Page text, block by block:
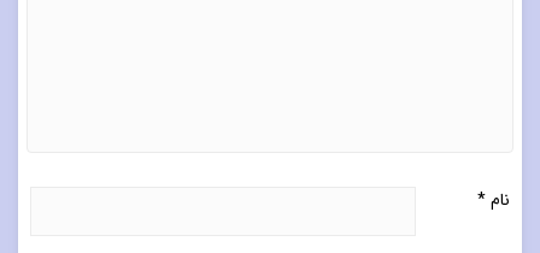
نام*